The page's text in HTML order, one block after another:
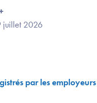
juillet 2026
par les